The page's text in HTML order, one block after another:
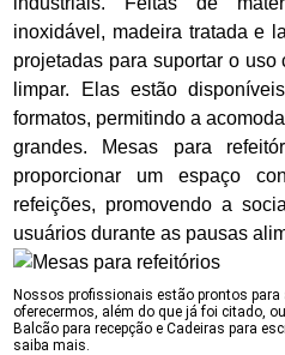
inoxidável, madeira tratada e
projetadas para suportar o
limpar. Elas estão
formatos, permitindo a
grandes. Mesas para
proporcionar um espaço
refeições, promovendo a
usuários durante as pausas
Nossos profissionais estão prontos para
oferecermos, além do que já foi citado,
Balcão para recepção e Cadeiras para
saiba mais.